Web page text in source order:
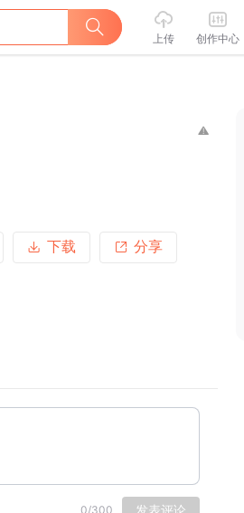
上传 创作中心
下载 分享
0/300 发表评论